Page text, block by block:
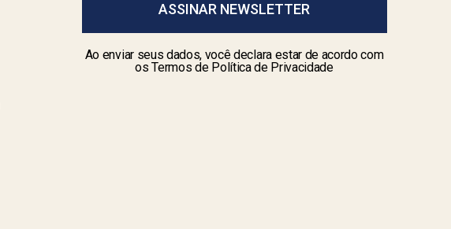
ASSINAR NEWSLETTER
Ao enviar seus dados, você declara estar de acordo com
os Termos de Política de Privacidade